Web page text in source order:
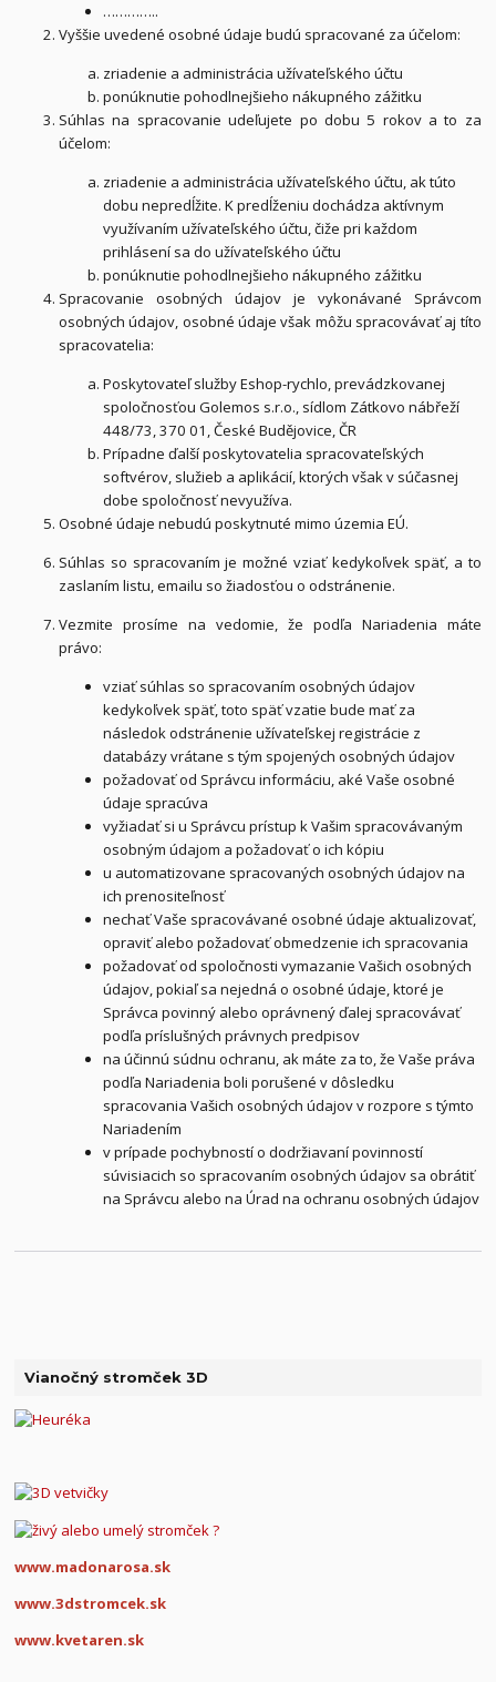
Vianočný stromček 3D
www.madonarosa.sk
www.3dstromcek.sk
www.kvetaren.sk
…………..
Vyššie uvedené osobné údaje budú spracované za účelom:
zriadenie a administrácia užívateľského účtu
ponúknutie pohodlnejšieho nákupného zážitku
Súhlas na spracovanie udeľujete po dobu 5 rokov a to za
účelom:
zriadenie a administrácia užívateľského účtu, ak túto
dobu nepredĺžite. K predĺženiu dochádza aktívnym
využívaním užívateľského účtu, čiže pri každom
prihlásení sa do užívateľského účtu
ponúknutie pohodlnejšieho nákupného zážitku
Spracovanie osobných údajov je vykonávané Správcom
osobných údajov, osobné údaje však môžu spracovávať aj títo
spracovatelia:
Poskytovateľ služby Eshop-rychlo, prevádzkovanej
spoločnosťou Golemos s.r.o., sídlom Zátkovo nábřeží
448/73, 370 01, České Budějovice, ČR
Prípadne ďalší poskytovatelia spracovateľských
softvérov, služieb a aplikácií, ktorých však v súčasnej
dobe spoločnosť nevyužíva.
Osobné údaje nebudú poskytnuté mimo územia EÚ.
Súhlas so spracovaním je možné vziať kedykoľvek späť, a to
zaslaním listu, emailu so žiadosťou o odstránenie.
Vezmite prosíme na vedomie, že podľa Nariadenia máte
právo:
vziať súhlas so spracovaním osobných údajov
kedykoľvek späť, toto späť vzatie bude mať za
následok odstránenie užívateľskej registrácie z
databázy vrátane s tým spojených osobných údajov
požadovať od Správcu informáciu, aké Vaše osobné
údaje spracúva
vyžiadať si u Správcu prístup k Vašim spracovávaným
osobným údajom a požadovať o ich kópiu
u automatizovane spracovaných osobných údajov na
ich prenositeľnosť
nechať Vaše spracovávané osobné údaje aktualizovať,
opraviť alebo požadovať obmedzenie ich spracovania
požadovať od spoločnosti vymazanie Vašich osobných
údajov, pokiaľ sa nejedná o osobné údaje, ktoré je
Správca povinný alebo oprávnený ďalej spracovávať
podľa príslušných právnych predpisov
na účinnú súdnu ochranu, ak máte za to, že Vaše práva
podľa Nariadenia boli porušené v dôsledku
spracovania Vašich osobných údajov v rozpore s týmto
Nariadením
v prípade pochybností o dodržiavaní povinností
súvisiacich so spracovaním osobných údajov sa obrátiť
na Správcu alebo na Úrad na ochranu osobných údajov